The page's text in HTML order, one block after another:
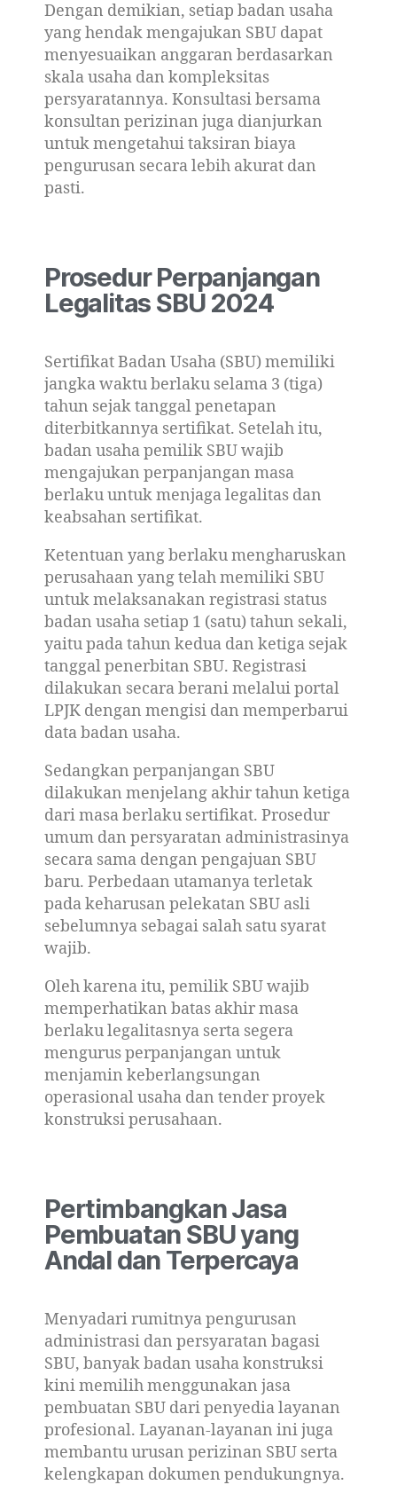
Dengan demikian, setiap badan usaha
yang hendak mengajukan SBU dapat
menyesuaikan anggaran berdasarkan
skala usaha dan kompleksitas
persyaratannya. Konsultasi bersama
konsultan perizinan juga dianjurkan
untuk mengetahui taksiran biaya
pengurusan secara lebih akurat dan
pasti.
Prosedur Perpanjangan
Legalitas SBU 2024
Sertifikat Badan Usaha (SBU) memiliki
jangka waktu berlaku selama 3 (tiga)
tahun sejak tanggal penetapan
diterbitkannya sertifikat. Setelah itu,
badan usaha pemilik SBU wajib
mengajukan perpanjangan masa
berlaku untuk menjaga legalitas dan
keabsahan sertifikat.
Ketentuan yang berlaku mengharuskan
perusahaan yang telah memiliki SBU
untuk melaksanakan registrasi status
badan usaha setiap 1 (satu) tahun sekali,
yaitu pada tahun kedua dan ketiga sejak
tanggal penerbitan SBU. Registrasi
dilakukan secara berani melalui portal
LPJK dengan mengisi dan memperbarui
data badan usaha.
Sedangkan perpanjangan SBU
dilakukan menjelang akhir tahun ketiga
dari masa berlaku sertifikat. Prosedur
umum dan persyaratan administrasinya
secara sama dengan pengajuan SBU
baru. Perbedaan utamanya terletak
pada keharusan pelekatan SBU asli
sebelumnya sebagai salah satu syarat
wajib.
Oleh karena itu, pemilik SBU wajib
memperhatikan batas akhir masa
berlaku legalitasnya serta segera
mengurus perpanjangan untuk
menjamin keberlangsungan
operasional usaha dan tender proyek
konstruksi perusahaan.
Pertimbangkan Jasa
Pembuatan SBU yang
Andal dan Terpercaya
Menyadari rumitnya pengurusan
administrasi dan persyaratan bagasi
SBU, banyak badan usaha konstruksi
kini memilih menggunakan jasa
pembuatan SBU dari penyedia layanan
profesional. Layanan-layanan ini juga
membantu urusan perizinan SBU serta
kelengkapan dokumen pendukungnya.